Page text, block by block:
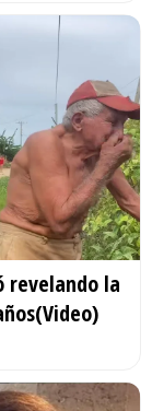
revelando la